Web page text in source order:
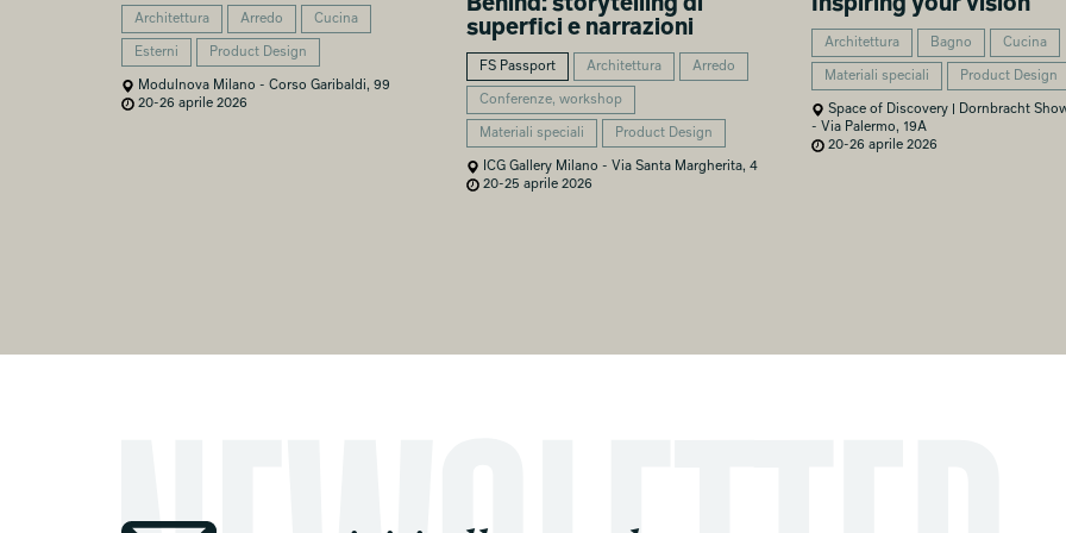
Architettura Arredo Cucina
Esterni Product Design
Modulnova Milano - Corso Garibaldi, 99
20-26 aprile 2026
superfici e narrazioni
FS Passport Architettura Arredo
Conferenze, workshop
Materiali speciali Product Design
ICG Gallery Milano - Via Santa Margherita, 4
20-25 aprile 2026
Architettura Bagno Cucina
Materiali speciali Product Design
Space of Discovery | Dornbracht
- Via Palermo, 19A
20-26 aprile 2026